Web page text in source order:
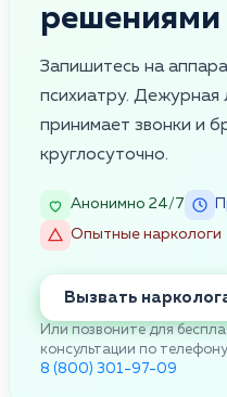
решениями
Запишитесь на
психиатру. Дежурная
принимает звонки и
круглосуточно.
Анонимно 24/7
Опытные наркологи
Вызвать
Или позвоните для
консультации по телефону
8 (800) 301-97-09